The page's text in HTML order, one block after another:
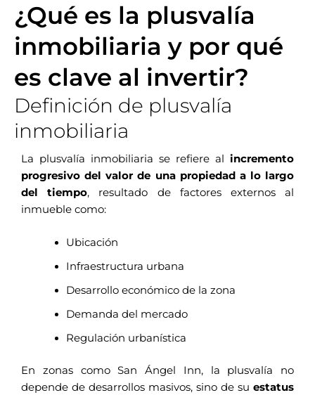
¿Qué es la plusvalía
inmobiliaria y por qué
es clave al invertir?
Definición de plusvalía
inmobiliaria
La plusvalía inmobiliaria se refiere al incremento
progresivo del valor de una propiedad a lo largo
del tiempo, resultado de factores externos al
inmueble como:
Ubicación
Infraestructura urbana
Desarrollo económico de la zona
Demanda del mercado
Regulación urbanística
En zonas como San Ángel Inn, la plusvalía no
depende de desarrollos masivos, sino de su estatus